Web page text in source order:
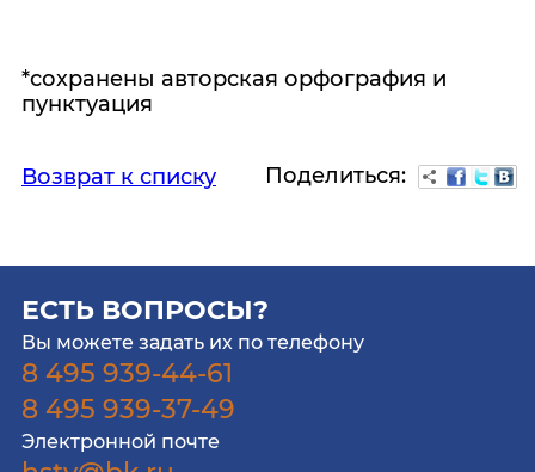
*сохранены авторская орфография и
пунктуация
Возврат к списку Поделиться:
ЕСТЬ ВОПРОСЫ?
Вы можете задать их по телефону
8 495 939-44-61
8 495 939-37-49
Электронной почте